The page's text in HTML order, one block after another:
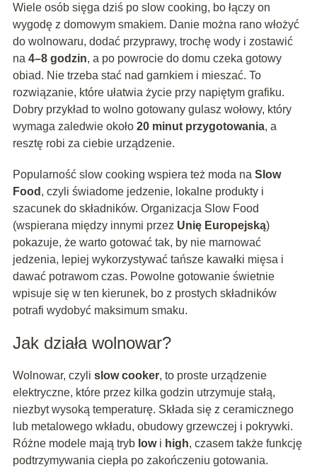
Wiele osób sięga dziś po slow cooking, bo łączy on
wygodę z domowym smakiem. Danie można rano włożyć
do wolnowaru, dodać przyprawy, trochę wody i zostawić
na 4–8 godzin, a po powrocie do domu czeka gotowy
obiad. Nie trzeba stać nad garnkiem i mieszać. To
rozwiązanie, które ułatwia życie przy napiętym grafiku.
Dobry przykład to wolno gotowany gulasz wołowy, który
wymaga zaledwie około 20 minut przygotowania, a
resztę robi za ciebie urządzenie.
Popularność slow cooking wspiera też moda na Slow
Food , czyli świadome jedzenie, lokalne produkty i
szacunek do składników. Organizacja Slow Food
(wspierana między innymi przez Unię Europejską)
pokazuje, że warto gotować tak, by nie marnować
jedzenia, lepiej wykorzystywać tańsze kawałki mięsa i
dawać potrawom czas. Powolne gotowanie świetnie
wpisuje się w ten kierunek, bo z prostych składników
potrafi wydobyć maksimum smaku.
Jak działa wolnowar?
Wolnowar, czyli slow cooker, to proste urządzenie
elektryczne, które przez kilka godzin utrzymuje stałą,
niezbyt wysoką temperaturę. Składa się z ceramicznego
lub metalowego wkładu, obudowy grzewczej i pokrywki.
Różne modele mają tryb lowi high, czasem także funkcję
podtrzymywania ciepła po zakończeniu gotowania.